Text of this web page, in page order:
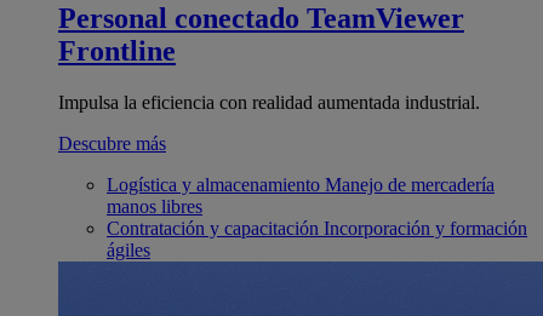
Personal conectado TeamViewer
Frontline
Impulsa la eficiencia con realidad aumentada industrial.
Descubre más
Logística y almacenamiento Manejo de mercadería
manos libres
Contratación y capacitación Incorporación y formación
ágiles